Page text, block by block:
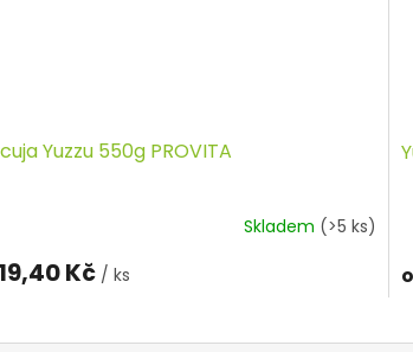
Yuzzu 550g PROVITA
Skladem (>5 ks)
Kč / ks